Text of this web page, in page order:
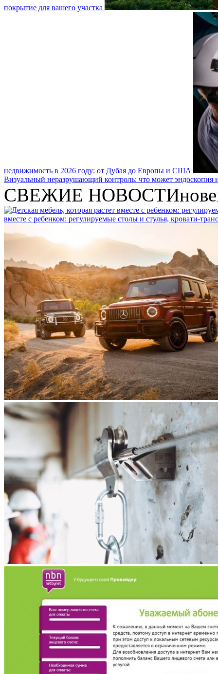
покрытие для вашего участка
недвижимость в 2026 году: от Дубая до Европы и США
Визуальный неразрушающий контроль: что может эндоскопия
СВЕЖИЕ НОВОСТИ
вместе с ребенком: регулируемые столы и стулья, кровати-